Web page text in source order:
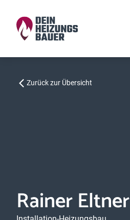
Zurück zur Übersicht
Rainer Eltner